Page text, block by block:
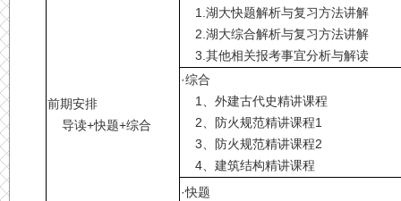
前期安排
导读+快题+综合
1.湖大快题解析与复习方法讲解
2.湖大综合解析与复习方法讲解
3.其他相关报考事宜分析与解读
·综合
1、外建古代史精讲课程
2、防火规范精讲课程1
3、防火规范精讲课程2
4、建筑结构精讲课程
·快题